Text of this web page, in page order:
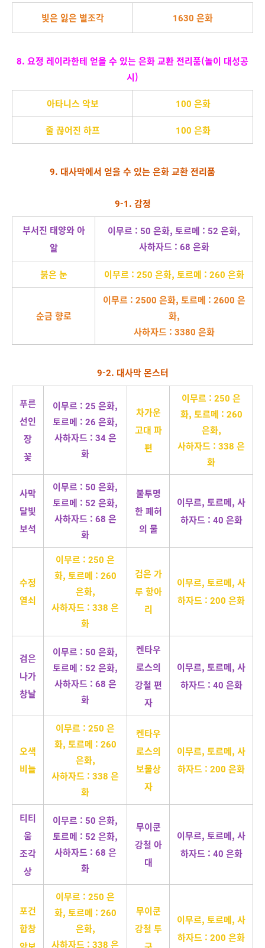
빛은 잃은 별조각 1630 은화
8. 요정 레이라한테 얻을 수 있는 은화 교환 전리품(놀이 대성공
시)
아타니스 악보 100 은화
줄 끊어진 하프 100 은화
9. 대사막에서 얻을 수 있는 은화 교환 전리품
9-1. 감정
부서진 태양와 아
알
이무르 : 50 은화, 토르메 : 52 은화,
사하자드 : 68 은화
붉은 눈 이무르 : 250 은화, 토르메 : 260 은화
순금 향로
이무르 : 2500 은화, 토르메 : 2600 은
화,
사하자드 : 3380 은화
9-2. 대사막 몬스터
푸른
선인
장
꽃
이무르 : 25 은화,
토르메 : 26 은화,
사하자드 : 34 은
화
차가운
고대 파
편
이무르 : 250 은
화, 토르메 : 260
은화,
사하자드 : 338 은
화
사막
달빛
보석
이무르 : 50 은화,
토르메 : 52 은화,
사하자드 : 68 은
화
불투명
한 폐허
의 물
이무르, 토르메, 사
하자드 : 40 은화
수정
열쇠
이무르 : 250 은
화, 토르메 : 260
은화,
사하자드 : 338 은
화
검은 가
루 항아
리
이무르, 토르메, 사
하자드 : 200 은화
검은
나가
창날
이무르 : 50 은화,
토르메 : 52 은화,
사하자드 : 68 은
화
켄타우
로스의
강철 편
자
이무르, 토르메, 사
하자드 : 40 은화
오색
비늘
이무르 : 250 은
화, 토르메 : 260
은화,
사하자드 : 338 은
화
켄타우
로스의
보물상
자
이무르, 토르메, 사
하자드 : 200 은화
티티
움
조각
상
이무르 : 50 은화,
토르메 : 52 은화,
사하자드 : 68 은
화
무이쿤
강철 아
대
이무르, 토르메, 사
하자드 : 40 은화
포건
합창
이무르 : 250 은
화, 토르메 : 260
은화,
사하자드 : 338 은
무이쿤
강철 투
이무르, 토르메, 사
하자드 : 200 은화